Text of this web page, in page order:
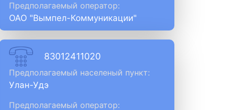
Предполагаемый оператор:
ОАО "Вымпел-Коммуникации"
83012411020
Предполагаемый населеный пункт:
Улан-Удэ
Предполагаемый оператор: